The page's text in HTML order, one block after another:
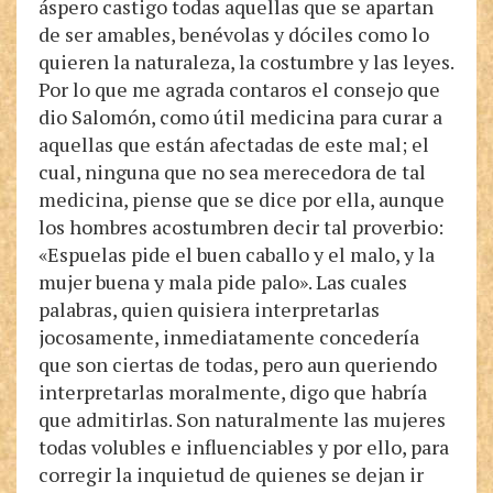
áspero castigo todas aquellas que se apartan
de ser amables, benévolas y dóciles como lo
quieren la naturaleza, la costumbre y las leyes.
Por lo que me agrada contaros el consejo que
dio Salomón, como útil medicina para curar a
aquellas que están afectadas de este mal; el
cual, ninguna que no sea merecedora de tal
medicina, piense que se dice por ella, aunque
los hombres acostumbren decir tal proverbio:
«Espuelas pide el buen caballo y el malo, y la
mujer buena y mala pide palo». Las cuales
palabras, quien quisiera interpretarlas
jocosamente, inmediatamente concedería
que son ciertas de todas, pero aun queriendo
interpretarlas moralmente, digo que habría
que admitirlas. Son naturalmente las mujeres
todas volubles e influenciables y por ello, para
corregir la inquietud de quienes se dejan ir